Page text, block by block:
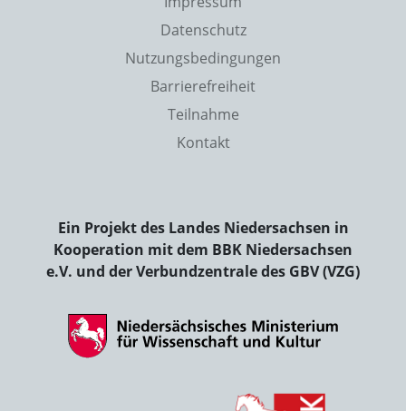
Datenschutz
Nutzungsbedingungen
Barrierefreiheit
Teilnahme
Kontakt
Ein Projekt des Landes Niedersachsen in
Kooperation mit dem BBK Niedersachsen
e.V. und der Verbundzentrale des GBV (VZG)